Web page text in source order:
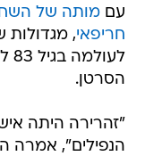
עםמותה של
חריפאי,
הסרטן.
"זהרירה היתה
הנפילים", אמרה